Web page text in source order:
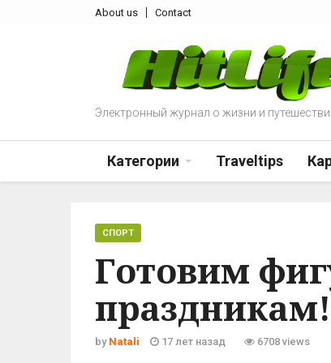
About us Contact
Электронный журнал о жизни и
Категории Traveltips
Готовим
праздникам!
CПОРТ
by Natali 17 лет назад 6708 views